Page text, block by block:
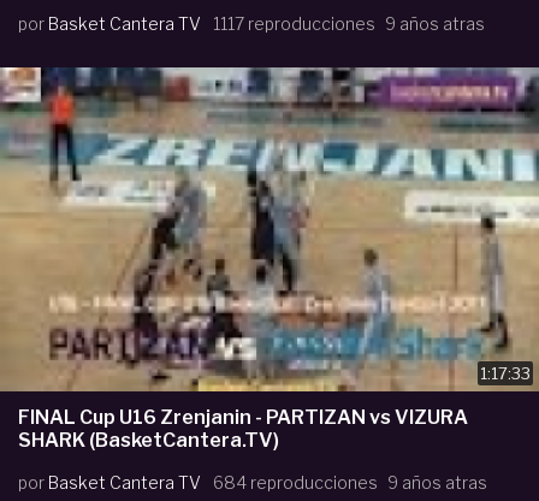
por Basket Cantera TV 1117 reproducciones 9 años atras
1:17:33
FINAL Cup U16 Zrenjanin - PARTIZAN vs VIZURA
SHARK (BasketCantera.TV)
por Basket Cantera TV 684 reproducciones 9 años atras